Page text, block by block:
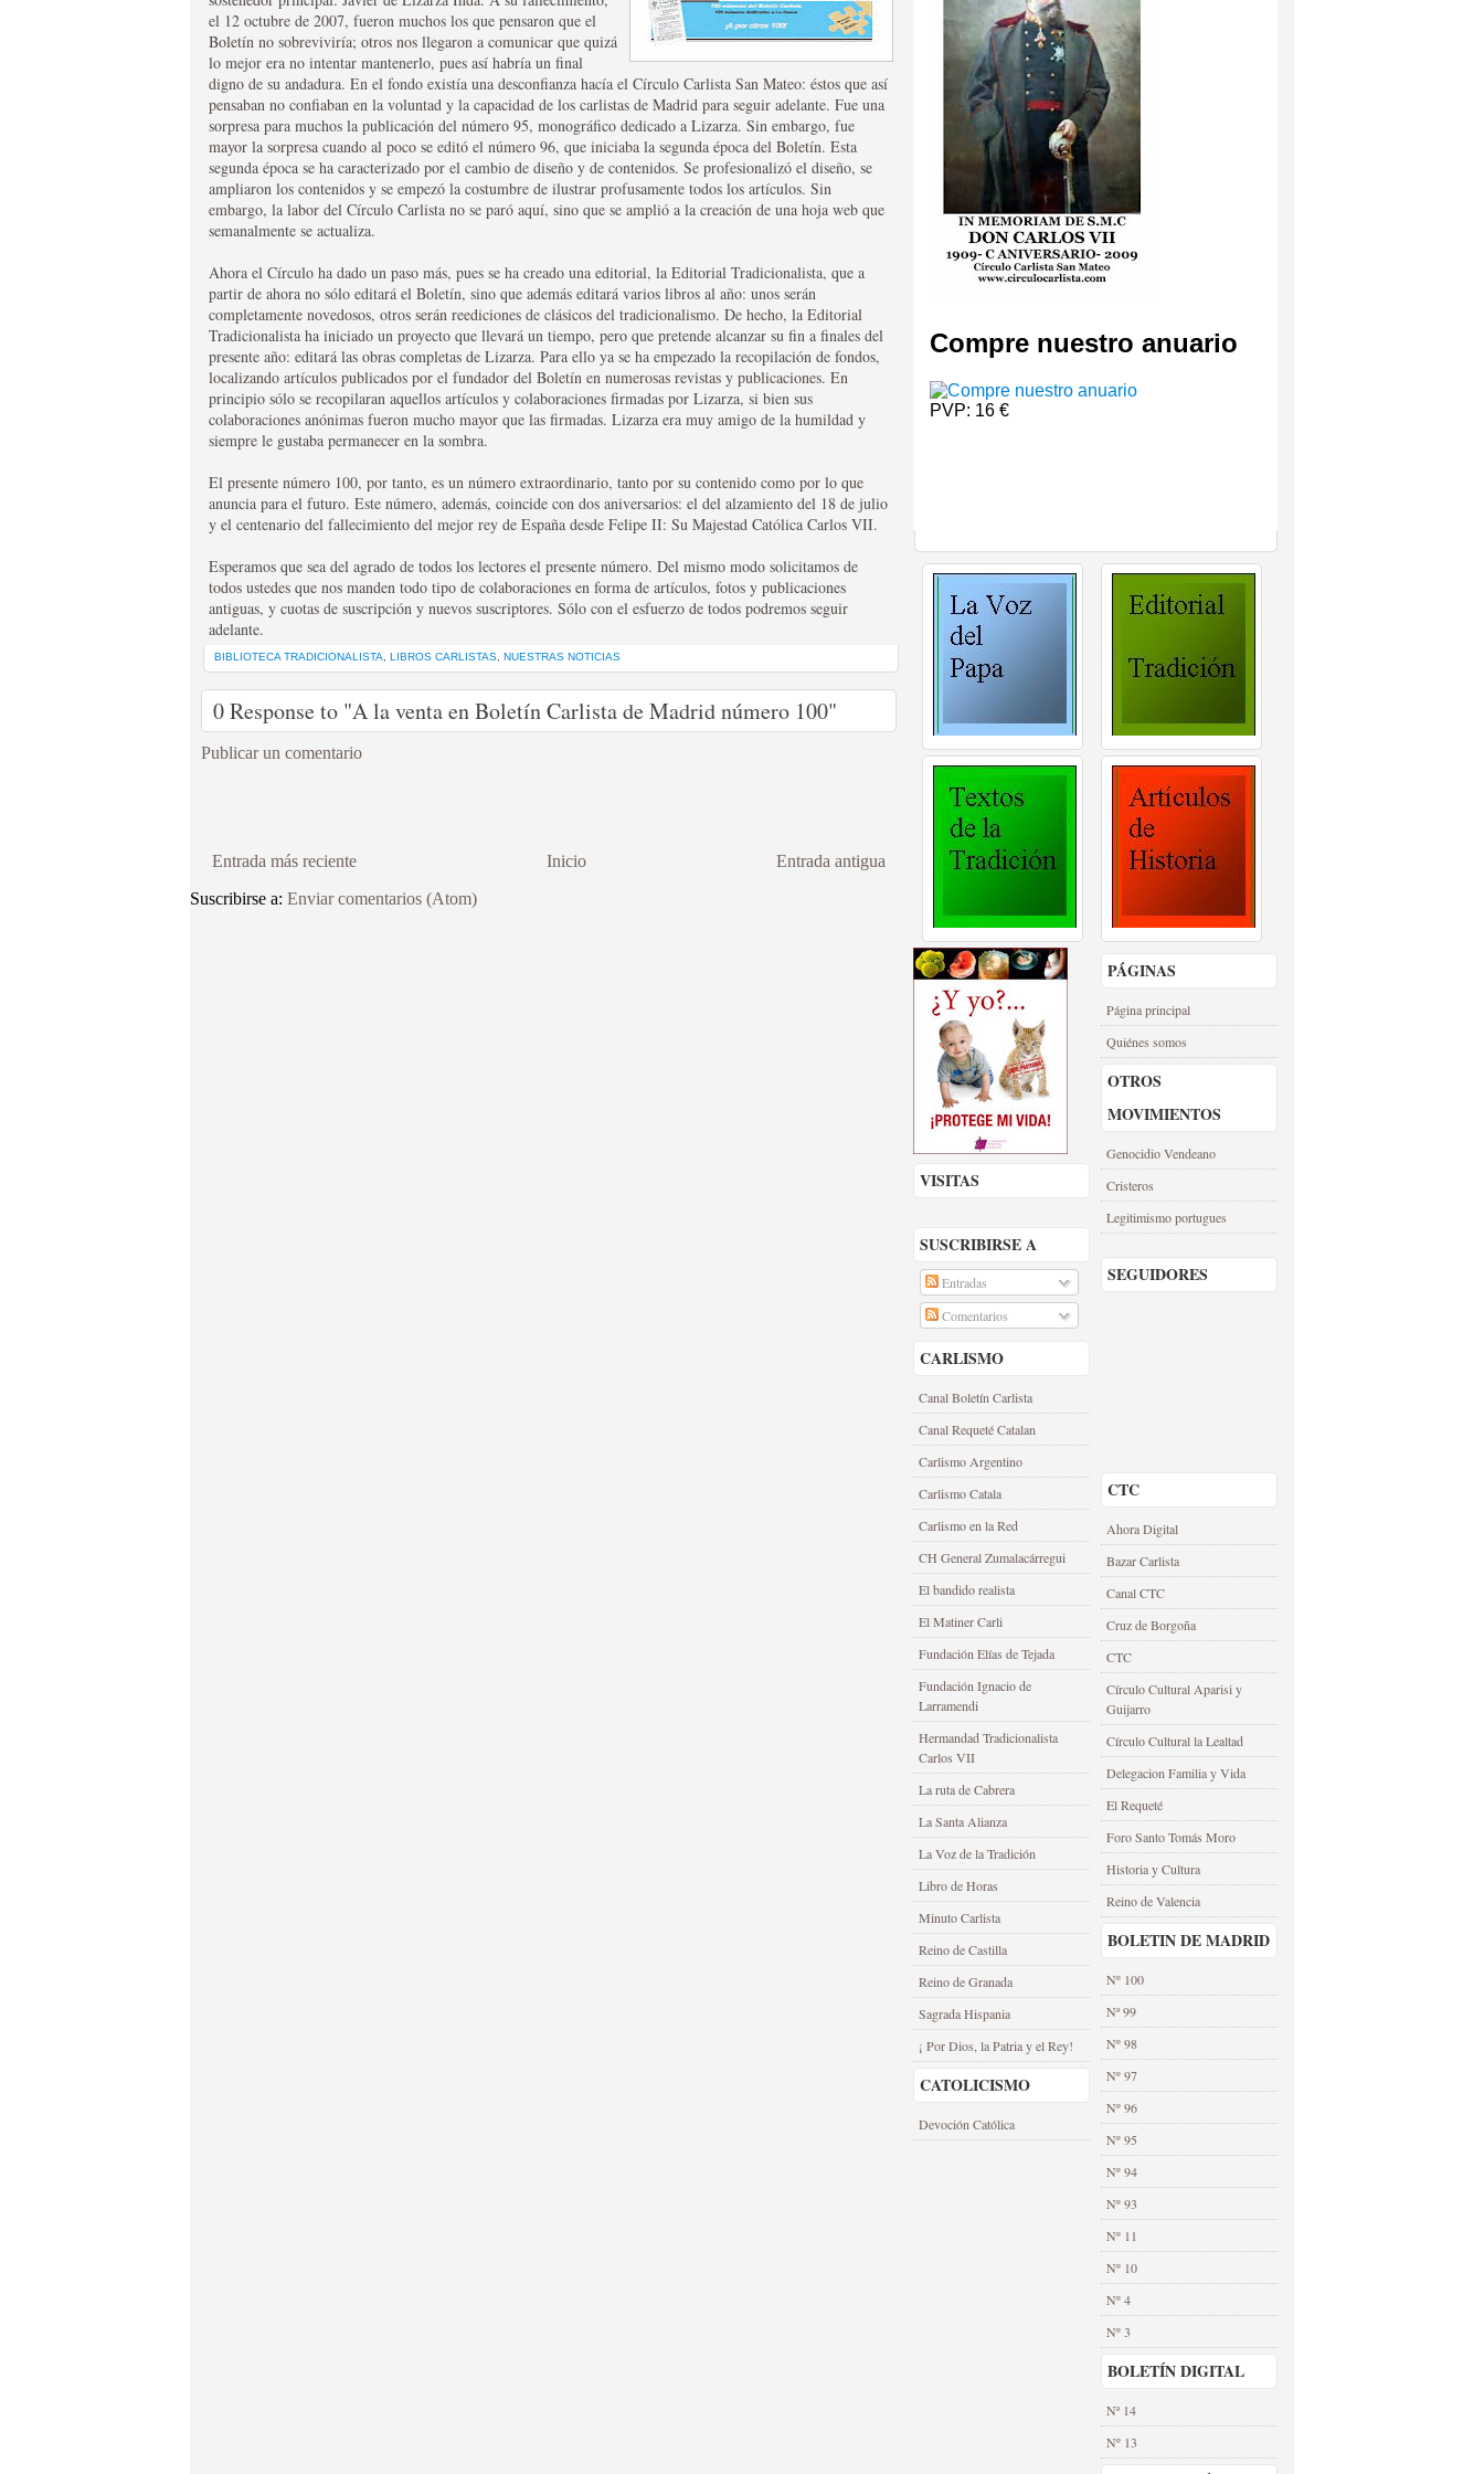
editado en color en un par de ocasiones y siempre bajo los auspicios económicos de su anterior y
entrañable director Don Javier de Lizarza. Sin duda, todas los carlistas y aficionados a la historia
disfrutarán de este maravilla.
EL BOLETIN CARLISTA DE MADRID
HTTP://WWW.LAVOZ.CIRCULOCARLISTA.COM/EL-BOLETIN-CARLISTA-DE-MADRID
El Boletín Carlista de Madrid es el órgano de comunicación del Circulo Carlista San Mateo. La
publicación tiene una periodicidad trimestral, publicándose un total de cuatro números al año. El Boletín
trata temas principalmente del carlismo, pero sin olvidar los debates de actualidad. De gran tradición y
gonzando de gran prestigio el Boletín verá modificada su estructura en el primer número del años 2008,
habiendose modificada y actualizado sus logotipos, su apariencia, el diseño de su cabecera, creándose
nuevas secciones. La suscripción anual es de 16 €. El Boletín Carlista de Madrid Apdo. Correos: 10.089
el 12 octubre de 2007, fueron muchos los que pensaron que el
Boletín no sobreviviría; otros nos llegaron a comunicar que quizá
lo mejor era no intentar mantenerlo, pues así habría un final
digno de su andadura. En el fondo existía una desconfianza hacía el Círculo Carlista San Mateo: éstos que así
pensaban no confiaban en la voluntad y la capacidad de los carlistas de Madrid para seguir adelante. Fue una
sorpresa para muchos la publicación del número 95, monográfico dedicado a Lizarza. Sin embargo, fue
mayor la sorpresa cuando al poco se editó el número 96, que iniciaba la segunda época del Boletín. Esta
segunda época se ha caracterizado por el cambio de diseño y de contenidos. Se profesionalizó el diseño, se
ampliaron los contenidos y se empezó la costumbre de ilustrar profusamente todos los artículos. Sin
embargo, la labor del Círculo Carlista no se paró aquí, sino que se amplió a la creación de una hoja web que
semanalmente se actualiza.
Ahora el Círculo ha dado un paso más, pues se ha creado una editorial, la Editorial Tradicionalista, que a
partir de ahora no sólo editará el Boletín, sino que además editará varios libros al año: unos serán
completamente novedosos, otros serán reediciones de clásicos del tradicionalismo. De hecho, la Editorial
Tradicionalista ha iniciado un proyecto que llevará un tiempo, pero que pretende alcanzar su fin a finales del
presente año: editará las obras completas de Lizarza. Para ello ya se ha empezado la recopilación de fondos,
localizando artículos publicados por el fundador del Boletín en numerosas revistas y publicaciones. En
principio sólo se recopilaran aquellos artículos y colaboraciones firmadas por Lizarza, si bien sus
colaboraciones anónimas fueron mucho mayor que las firmadas. Lizarza era muy amigo de la humildad y
siempre le gustaba permanecer en la sombra.
El presente número 100, por tanto, es un número extraordinario, tanto por su contenido como por lo que
anuncia para el futuro. Este número, además, coincide con dos aniversarios: el del alzamiento del 18 de julio
y el centenario del fallecimiento del mejor rey de España desde Felipe II: Su Majestad Católica Carlos VII.
Esperamos que sea del agrado de todos los lectores el presente número. Del mismo modo solicitamos de
todos ustedes que nos manden todo tipo de colaboraciones en forma de artículos, fotos y publicaciones
antiguas, y cuotas de suscripción y nuevos suscriptores. Sólo con el esfuerzo de todos podremos seguir
adelante.
BIBLIOTECA TRADICIONALISTA LIBROS CARLISTAS NUESTRAS NOTICIAS
0 Response to "A la venta en Boletín Carlista de Madrid número 100"
Publicar un comentario
Entrada más reciente Entrada antigua
Inicio
Suscribirse a: Enviar comentarios (Atom)
Compre nuestro anuario
PVP: 16 €
PÁGINAS
Página principal
Quiénes somos
OTROS
MOVIMIENTOS
Genocidio Vendeano
Cristeros
Legitimismo portugues
SEGUIDORES
CTC
Ahora Digital
Bazar Carlista
Canal CTC
Cruz de Borgoña
CTC
Círculo Cultural Aparisi y
Guijarro
Círculo Cultural la Lealtad
Delegacion Familia y Vida
El Requeté
Foro Santo Tomás Moro
Historia y Cultura
Reino de Valencia
BOLETIN DE MADRID
Nº 100
Nª 99
Nº 98
Nº 97
Nº 96
Nº 95
Nº 94
Nº 93
Nº 11
Nº 10
Nº 4
Nº 3
BOLETÍN DIGITAL
Nª 14
Nº 13
VISITAS
SUSCRIBIRSE A
Entradas
Comentarios
CARLISMO
Canal Boletín Carlista
Canal Requeté Catalan
Carlismo Argentino
Carlismo Catala
Carlismo en la Red
CH General Zumalacárregui
El bandido realista
El Matiner Carli
Fundación Elías de Tejada
Fundación Ignacio de
Larramendi
Hermandad Tradicionalista
Carlos VII
La ruta de Cabrera
La Santa Alianza
La Voz de la Tradición
Libro de Horas
Minuto Carlista
Reino de Castilla
Reino de Granada
Sagrada Hispania
¡ Por Dios, la Patria y el Rey!
CATOLICISMO
Devoción Católica